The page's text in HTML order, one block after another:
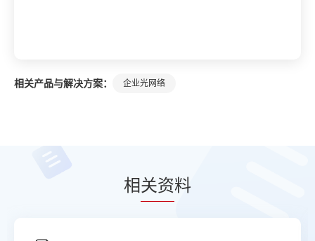
相关产品与解决方案： 企业光网络
相关资料